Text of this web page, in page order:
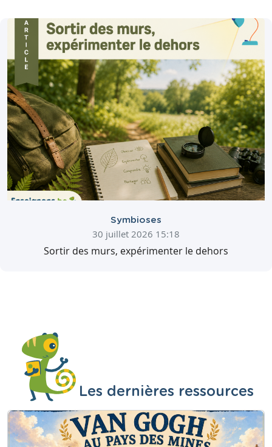
Symbioses
30 juillet 2026 15:18
Sortir des murs, expérimenter le dehors
Les dernières ressources